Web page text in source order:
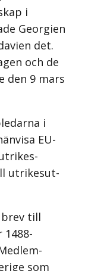
i
Georgien
det.
och de
den 9 mars
i
EU-
utrikes­ut­
brev till
som